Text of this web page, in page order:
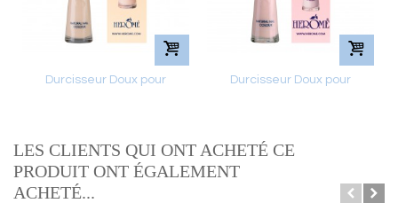
Durcisseur Doux pour
Durcisseur Doux pour
LES CLIENTS QUI ONT ACHETÉ CE
PRODUIT ONT ÉGALEMENT
ACHETÉ...